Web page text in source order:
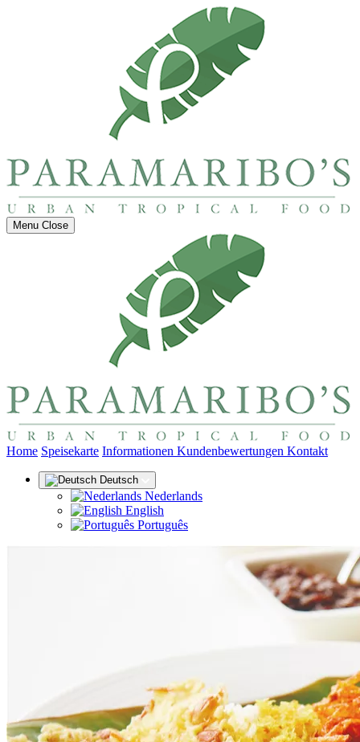
Menu Close
Home Speisekarte Informationen Kundenbewertungen Kontakt
Deutsch
Nederlands
English
Português